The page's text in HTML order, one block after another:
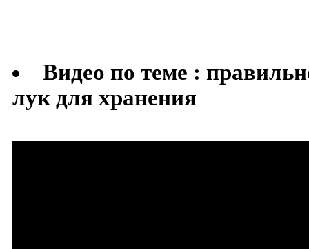
Видео по теме :
лук для хранения